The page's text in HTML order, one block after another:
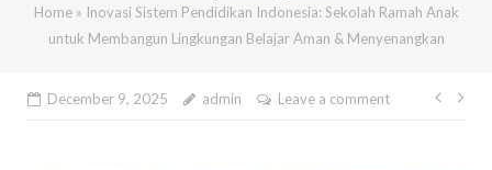
Home» Inovasi Sistem Pendidikan Indonesia: Sekolah Ramah Anak
untuk Membangun Lingkungan Belajar Aman & Menyenangkan
December 9, 2025 admin Leave a comment
Post